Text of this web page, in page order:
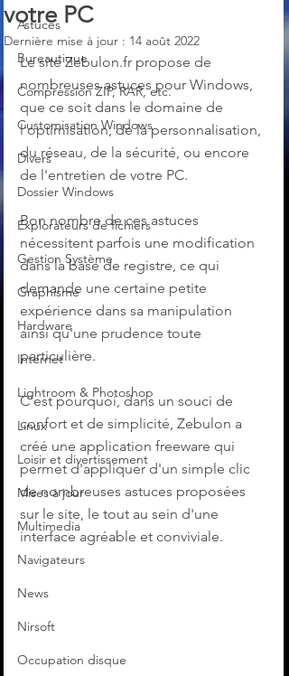
Astuces
Bureautique
Compression ZIP, RAR, etc.
Customisation Windows
Divers
Dossier Windows
Explorateurs de fichiers
Gestion Système
Graphisme
Hardware
Internet
Lightroom & Photoshop
Linux
Loisir et divertissement
Mises à jour
Multimedia
Navigateurs
News
Nirsoft
Occupation disque
votre PC
Dernière mise à jour : 14 août 2022
Le site Zebulon.fr propose de
nombreuses astuces pour Windows,
que ce soit dans le domaine de
l'optimisation, de la personnalisation,
du réseau, de la sécurité, ou encore
de l'entretien de votre PC.
Bon nombre de ces astuces
nécessitent parfois une modification
dans la base de registre, ce qui
demande une certaine petite
expérience dans sa manipulation
ainsi qu'une prudence toute
particulière.
C'est pourquoi, dans un souci de
confort et de simplicité, Zebulon a
créé une application freeware qui
permet d'appliquer d'un simple clic
de nombreuses astuces proposées
sur le site, le tout au sein d'une
interface agréable et conviviale.